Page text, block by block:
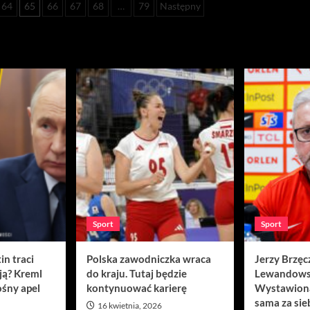
64 65 66 67 68 … 79 Następny
traci
Kreml
apel
Sport
Polska zawodniczka wraca
do kraju. Tutaj będzie
kontynuować karierę
16 kwietnia, 2026
Sport
Jerzy
sama za